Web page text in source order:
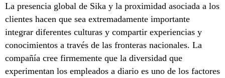
La presencia global de Sika y la proximidad asociada a los
clientes hacen que sea extremadamente importante
integrar diferentes culturas y compartir experiencias y
conocimientos a través de las fronteras nacionales. La
compañía cree firmemente que la diversidad que
experimentan los empleados a diario es uno de los factores